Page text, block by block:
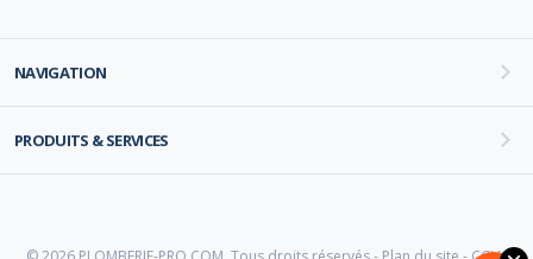
NAVIGATION
PRODUITS & SERVICES